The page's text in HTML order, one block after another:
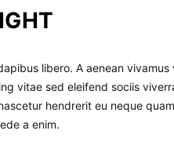
vitae sed eleifend sociis
hendrerit eu neque
a enim.